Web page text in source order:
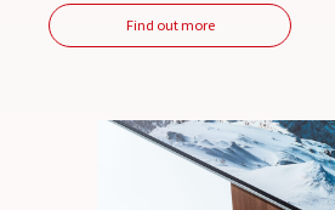
Find out more